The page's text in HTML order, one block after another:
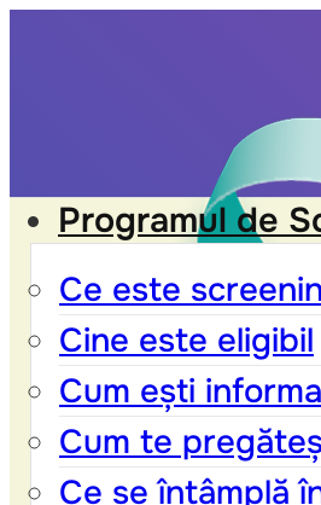
Programul de
Ce este
Cine este eligibil
Cum ești
Cum te
Ce se întâmplă